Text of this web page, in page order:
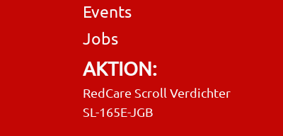
Events
Jobs
AKTION:
RedCare Scroll Verdichter
SL-165E-JGB